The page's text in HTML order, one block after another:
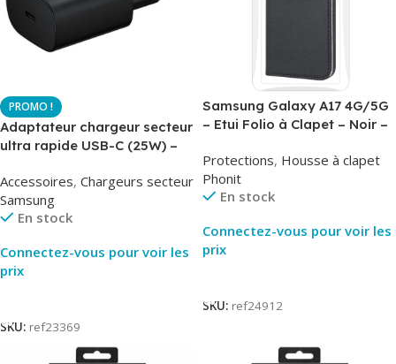
Adaptateur chargeur secteur
ultra rapide USB-C (25W) –
TA800
Accessoires, Chargeurs secteur
Samsung
En stock
Connectez-vous pour voir les
prix
SKU: ref23369
Samsung Galaxy A17 4G/5G
– Etui Folio à Clapet – Noir –
Protections, Housse à clapet
Phonit
En stock
Connectez-vous pour voir les
prix
SKU: ref24912